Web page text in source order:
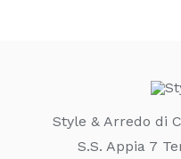
Style & Arredo di
S.S. Appia 7